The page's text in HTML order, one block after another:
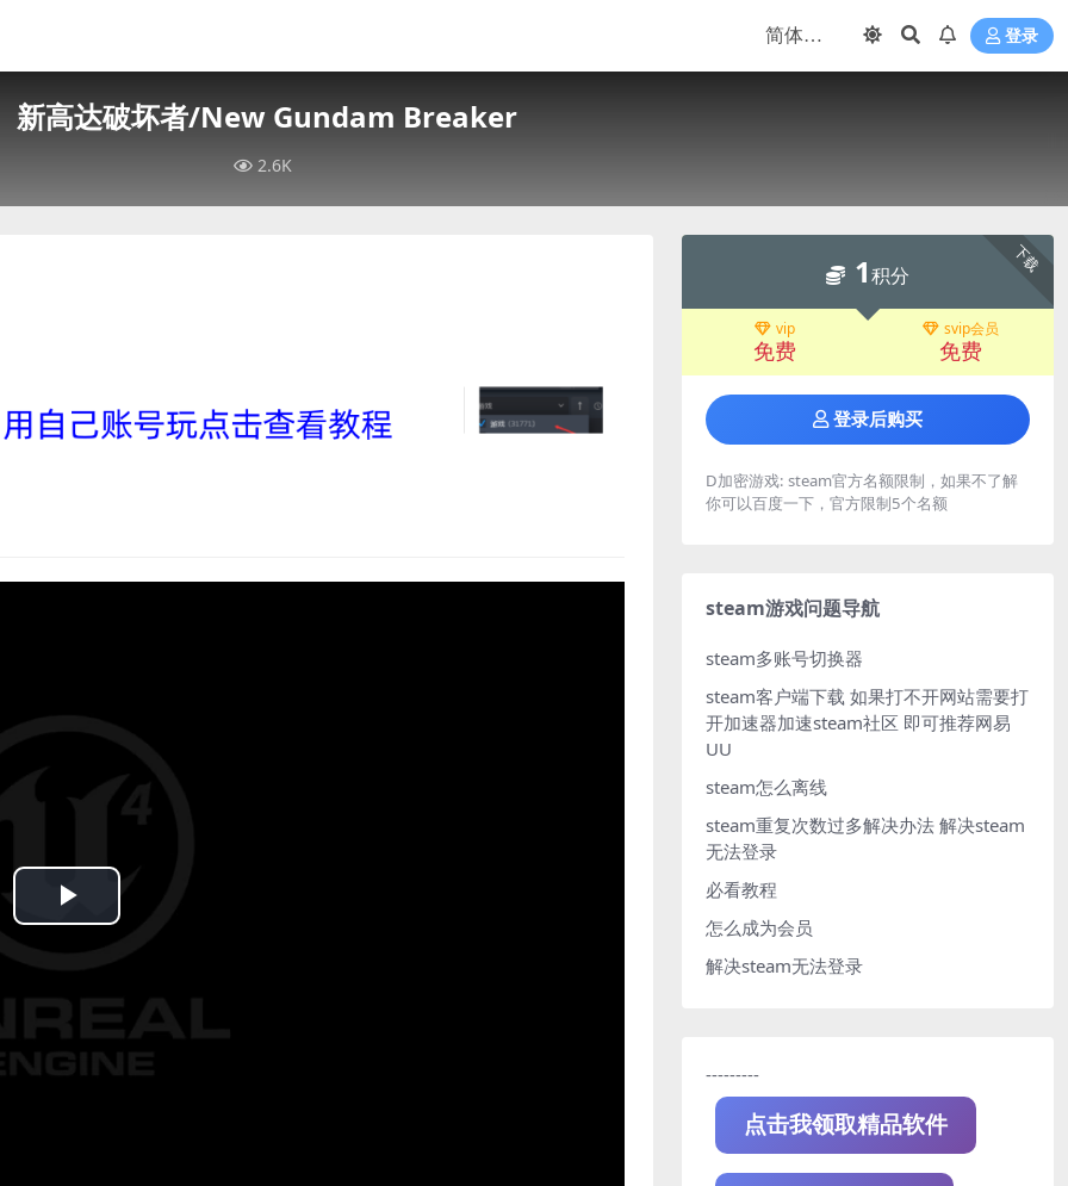
登录
新高达破坏者/New Gundam Breaker
2.6K
Play
下载
1积分
vip
免费
svip会员
免费
登录后购买
D加密游戏: steam官方名额限制，如果不了解
你可以百度一下，官方限制5个名额
steam游戏问题导航
steam多账号切换器
steam客户端下载 如果打不开网站需要打
开加速器加速steam社区 即可推荐网易
UU
steam怎么离线
steam重复次数过多解决办法 解决steam
无法登录
必看教程
怎么成为会员
解决steam无法登录
---------
点击我领取精品软件